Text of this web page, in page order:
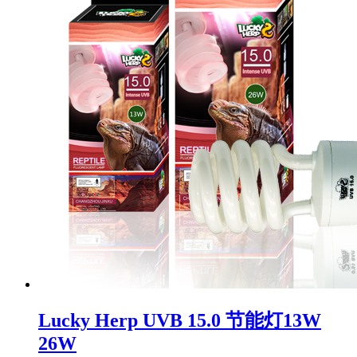
Lucky Herp UVB 15.0 节能灯13W
26W